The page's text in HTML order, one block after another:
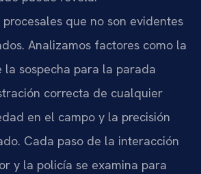
que no son evidentes
Analizamos factores como la
sospecha para la parada
correcta de cualquier
en el campo y la precisión
Cada paso de la interacción
y la policía se examina para